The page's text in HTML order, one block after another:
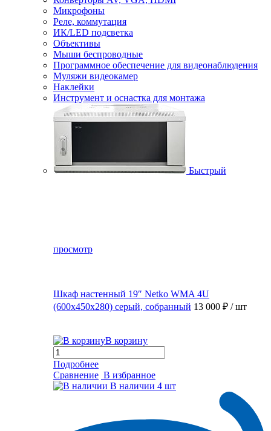
Микрофоны
Реле, коммутация
ИК/LED подсветка
Объективы
Мыши беспроводные
Программное обеспечение для видеонаблюдения
Муляжи видеокамер
Наклейки
Инструмент и оснастка для монтажа
Быстрый
просмотр
Шкаф настенный 19″ Netko WMA 4U
(600x450x280) серый, собранный 13 000 ₽ / шт
В корзину
Подробнее
Сравнение В избранное
В наличии 4 шт